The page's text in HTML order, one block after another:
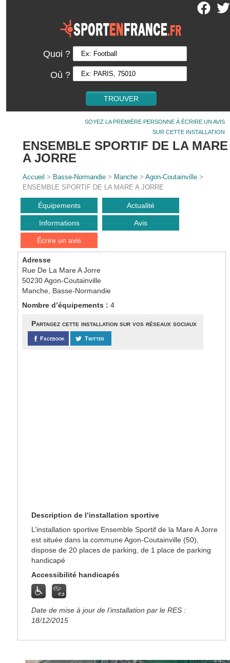
Quoi ?
Où ?
SOYEZ LA PREMIÈRE PERSONNE À ÉCRIRE UN AVIS
SUR CETTE INSTALLATION
ENSEMBLE SPORTIF DE LA MARE
A JORRE
Accueil > Basse-Normandie > Manche >Agon-Coutainville >
ENSEMBLE SPORTIF DE LA MARE A JORRE
Équipements Actualité
Informations Avis
Écrire un avis
Adresse
Rue De La Mare A Jorre
50230 Agon-Coutainville
Manche, Basse-Normandie
Nombre d’équipements :4
Partagez cette installation sur vos réseaux sociaux
Facebook Twitter
Description de l’installation sportive
L’installation sportive Ensemble Sportif de la Mare A Jorre
est située dans la commune Agon-Coutainville (50),
dispose de 20 places de parking, de 1 place de parking
handicapé
Accessibilité handicapés
Date de mise à jour de l’installation par le RES :
18/12/2015